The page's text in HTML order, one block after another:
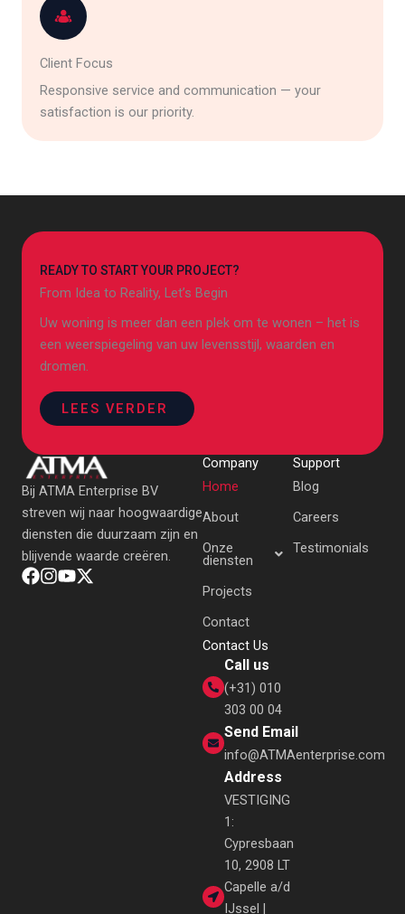
Client Focus
Responsive service and communication — your
satisfaction is our priority.
READY TO START YOUR PROJECT?
From Idea to Reality, Let’s Begin
Uw woning is meer dan een plek om te wonen – het is
een weerspiegeling van uw levensstijl, waarden en
dromen.
LEES VERDER
Bij ATMA Enterprise BV
streven wij naar hoogwaardige
diensten die duurzaam zijn en
blijvende waarde creëren.
Company
Home
About
Onze
diensten
Projects
Contact
Support
Blog
Careers
Testimonials
Contact Us
Call us
(+31) 010
303 00 04
Send Email
info@ATMAenterprise.com
Address
VESTIGING
1:
Cypresbaan
10, 2908 LT
Capelle a/d
IJssel |